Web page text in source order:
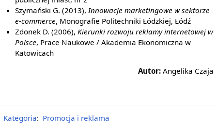
Szymański G. (2013),Innowacje marketingowe w sektorze
e-commerce, Monografie Politechniki Łódzkiej, Łódź
Zdonek D. (2006),Kierunki rozwoju reklamy internetowej w
Polsce, Prace Naukowe / Akademia Ekonomiczna w
Katowicach
Autor: Angelika Czaja
Kategoria: Promocja i reklama